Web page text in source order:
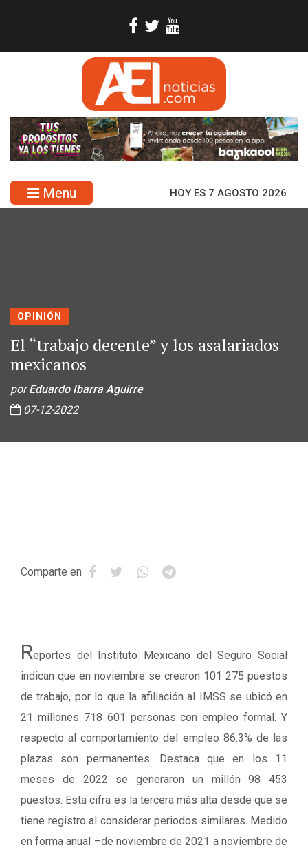
Menu HOY ES 7 AGOSTO 2026
OPINIÓN
El “trabajo decente” y los asalariados
mexicanos
porEduardo Ibarra Aguirre
07-12-2022
Comparte en
Reportes del Instituto Mexicano del Seguro Social
indican que en noviembre se crearon 101 275 puestos
de trabajo, por lo que la afiliación al IMSS se ubicó en
21 millones 718 601 personas con empleo formal. Y
respecto al comportamiento del empleo 86.3% de las
plazas son permanentes. Destaca que en los 11
meses de 2022 se generaron un millón 98 453
puestos. Esta cifra es la tercera más alta desde que se
tiene registro al considerar periodos similares. Medido
en forma anual –de noviembre de 2021 a noviembre de